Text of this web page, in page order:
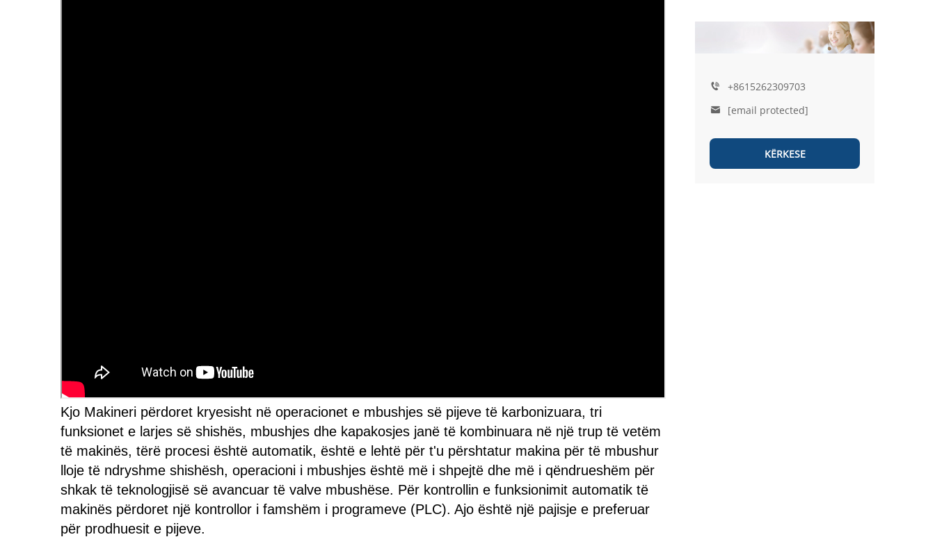
+8615262309703
[email protected]
KËRKESE
Kjo Makineri përdoret kryesisht në operacionet e mbushjes së pijeve të karbonizuara, tri
funksionet e larjes së shishës, mbushjes dhe kapakosjes janë të kombinuara në një trup të vetëm
të makinës, tërë procesi është automatik, është e lehtë për t'u përshtatur makina për të mbushur
lloje të ndryshme shishësh, operacioni i mbushjes është më i shpejtë dhe më i qëndrueshëm për
shkak të teknologjisë së avancuar të valve mbushëse. Për kontrollin e funksionimit automatik të
makinës përdoret një kontrollor i famshëm i programeve (PLC). Ajo është një pajisje e preferuar
për prodhuesit e pijeve.